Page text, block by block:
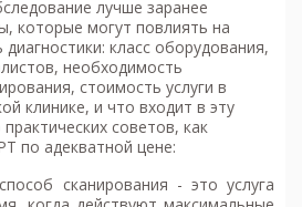
лучше заранее
которые могут повлиять на
класс оборудования,
необходимость
стоимость услуги в
клинике, и что входит в эту
советов, как
по адекватной цене:
сканирования - это услуга